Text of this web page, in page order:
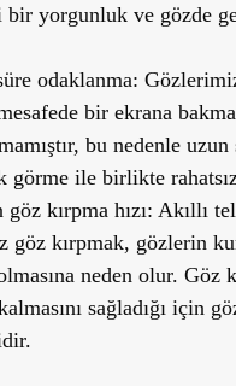
bir yorgunluk ve gözde
odaklanma:
bir ekrana
bu nedenle
görme ile birlikte
kırpma hızı: Akıllı
göz kırpmak, gözlerin
neden olur. Göz
sağladığı için